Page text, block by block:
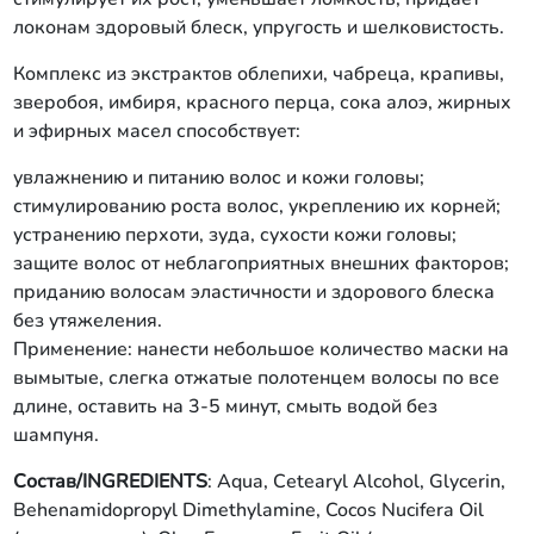
локонам здоровый блеск, упругость и шелковистость.
Комплекс из экстрактов облепихи, чабреца, крапивы,
зверобоя, имбиря, красного перца, сока алоэ, жирных
и эфирных масел способствует:
увлажнению и питанию волос и кожи головы;
стимулированию роста волос, укреплению их корней;
устранению перхоти, зуда, сухости кожи головы;
защите волос от неблагоприятных внешних факторов;
приданию волосам эластичности и здорового блеска
без утяжеления.
Применение: нанести небольшое количество маски на
вымытые, слегка отжатые полотенцем волосы по все
длине, оставить на 3-5 минут, смыть водой без
шампуня.
Состав/INGREDIENTS: Aqua, Cеtearyl Alcohol, Glycerin,
Behenamidopropyl Dimethylamine, Cocos Nucifera Oil